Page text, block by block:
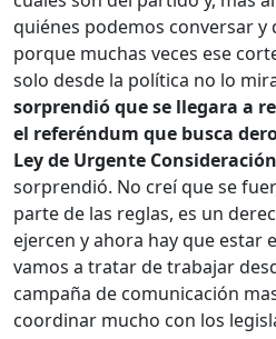
quiénes podemos conversar y
porque muchas veces ese
solo desde la política no lo
sorprendió que se llegara a
el referéndum que busca
Ley de Urgente Consideración
sorprendió. No creí que se
parte de las reglas, es un
ejercen y ahora hay que estar
vamos a tratar de trabajar
campaña de comunicación
coordinar mucho con los